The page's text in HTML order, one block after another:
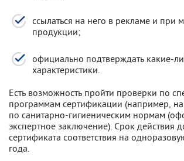
ссылаться на него в рекламе и при
продукции;
официально подтверждать какие-
характеристики.
Есть возможность пройти проверки по
программам сертификации (например, на
по санитарно-гигиеническим нормам
экспертное заключение). Срок действия
сертификата соответствия на
года.